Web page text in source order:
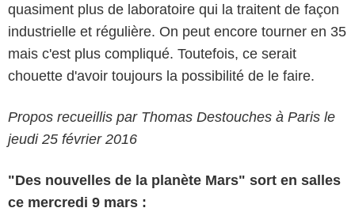
quasiment plus de laboratoire qui la traitent de façon
industrielle et régulière. On peut encore tourner en 35
mais c'est plus compliqué. Toutefois, ce serait
chouette d'avoir toujours la possibilité de le faire.
Propos recueillis par Thomas Destouches à Paris le
jeudi 25 février 2016
"Des nouvelles de la planète Mars" sort en salles
ce mercredi 9 mars :